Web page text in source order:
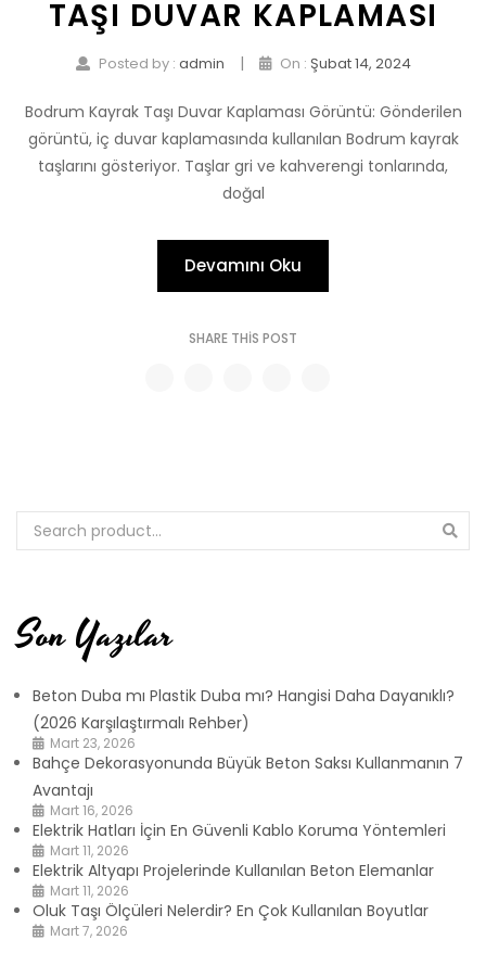
TAŞI DUVAR KAPLAMASI
Posted by : admin | On : Şubat 14, 2024
Bodrum Kayrak Taşı Duvar Kaplaması Görüntü: Gönderilen
görüntü, iç duvar kaplamasında kullanılan Bodrum kayrak
taşlarını gösteriyor. Taşlar gri ve kahverengi tonlarında,
doğal
Devamını Oku
SHARE THIS POST
Son Yazılar
Beton Duba mı Plastik Duba mı? Hangisi Daha Dayanıklı?
(2026 Karşılaştırmalı Rehber)
Mart 23, 2026
Bahçe Dekorasyonunda Büyük Beton Saksı Kullanmanın 7
Avantajı
Mart 16, 2026
Elektrik Hatları İçin En Güvenli Kablo Koruma Yöntemleri
Mart 11, 2026
Elektrik Altyapı Projelerinde Kullanılan Beton Elemanlar
Mart 11, 2026
Oluk Taşı Ölçüleri Nelerdir? En Çok Kullanılan Boyutlar
Mart 7, 2026